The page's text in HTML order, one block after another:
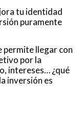
tu identidad
puramente
permite llegar con
por la
intereses… ¿qué
inversión es